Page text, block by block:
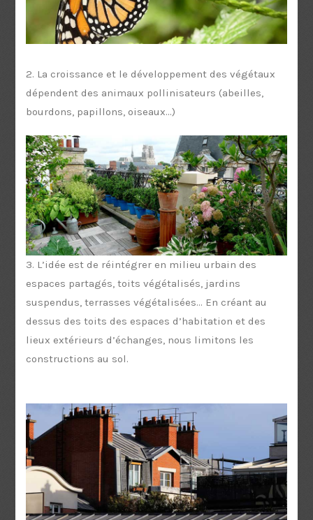
2. La croissance et le développement des végétaux
dépendent des animaux pollinisateurs (abeilles,
bourdons, papillons, oiseaux...)
3. L’idée est de réintégrer en milieu urbain des
espaces partagés, toits végétalisés, jardins
suspendus, terrasses végétalisées... En créant au
dessus des toits des espaces d’habitation et des
lieux extérieurs d’échanges, nous limitons les
constructions au sol.